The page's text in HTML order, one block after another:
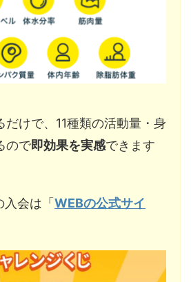
だけで、11種類の活動量・身
ので即効果を実感できます
会は「WEBの公式サイ